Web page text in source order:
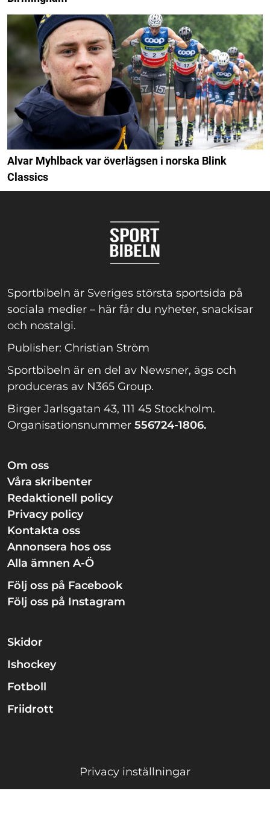
Alvar Myhlback var överlägsen i norska Blink
Classics
Sportbibeln är Sveriges största sportsida på
sociala medier – här får du nyheter, snackisar
och nostalgi.
Publisher: Christian Ström
Sportbibeln är en del av Newsner, ägs och
produceras av N365 Group.
Birger Jarlsgatan 43, 111 45 Stockholm.
Organisationsnummer 556724-1806.
Om oss
Våra skribenter
Redaktionell policy
Privacy policy
Kontakta oss
Annonsera hos oss
Alla ämnen A-Ö
Följ oss på Facebook
Följ oss på Instagram
Skidor
Ishockey
Fotboll
Friidrott
Privacy inställningar